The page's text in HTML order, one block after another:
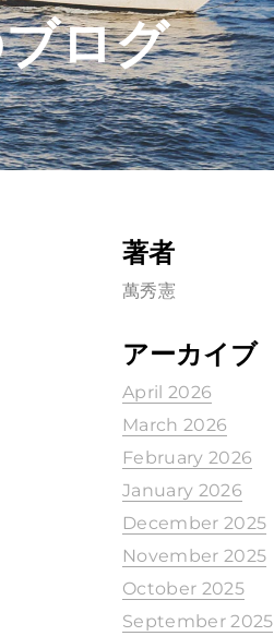
ログ
著者
萬秀憲
アーカイブ
April 2026
March 2026
February 2026
January 2026
December 2025
November 2025
October 2025
September 2025